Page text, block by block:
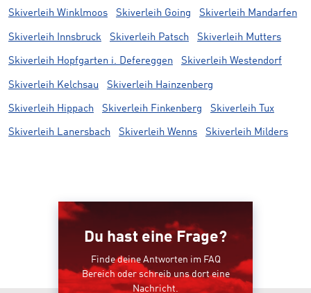
Skiverleih Winklmoos Skiverleih Going Skiverleih Mandarfen
Skiverleih Innsbruck Skiverleih Patsch Skiverleih Mutters
Skiverleih Hopfgarten i. Defereggen Skiverleih Westendorf
Skiverleih Kelchsau Skiverleih Hainzenberg
Skiverleih Hippach Skiverleih Finkenberg Skiverleih Tux
Skiverleih Lanersbach Skiverleih Wenns Skiverleih Milders
Du hast eine Frage?
Finde deine Antworten im FAQ
Bereich oder schreib uns dort eine
Nachricht.